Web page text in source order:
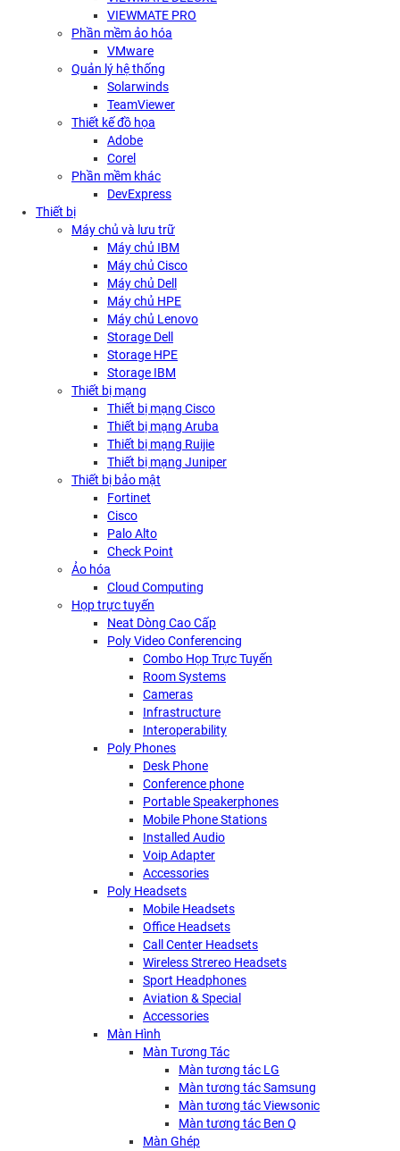
VIEWMATE PRO
Phần mềm ảo hóa
VMware
Quản lý hệ thống
Solarwinds
TeamViewer
Thiết kế đồ họa
Adobe
Corel
Phần mềm khác
DevExpress
Thiết bị
Máy chủ và lưu trữ
Máy chủ IBM
Máy chủ Cisco
Máy chủ Dell
Máy chủ HPE
Máy chủ Lenovo
Storage Dell
Storage HPE
Storage IBM
Thiết bị mạng
Thiết bị mạng Cisco
Thiết bị mạng Aruba
Thiết bị mạng Ruijie
Thiết bị mạng Juniper
Thiết bị bảo mật
Fortinet
Cisco
Palo Alto
Check Point
Ảo hóa
Cloud Computing
Họp trực tuyến
Neat Dòng Cao Cấp
Poly Video Conferencing
Combo Họp Trực Tuyến
Room Systems
Cameras
Infrastructure
Interoperability
Poly Phones
Desk Phone
Conference phone
Portable Speakerphones
Mobile Phone Stations
Installed Audio
Voip Adapter
Accessories
Poly Headsets
Mobile Headsets
Office Headsets
Call Center Headsets
Wireless Strereo Headsets
Sport Headphones
Aviation & Special
Accessories
Màn Hình
Màn Tương Tác
Màn tương tác LG
Màn tương tác Samsung
Màn tương tác Viewsonic
Màn tương tác Ben Q
Màn Ghép